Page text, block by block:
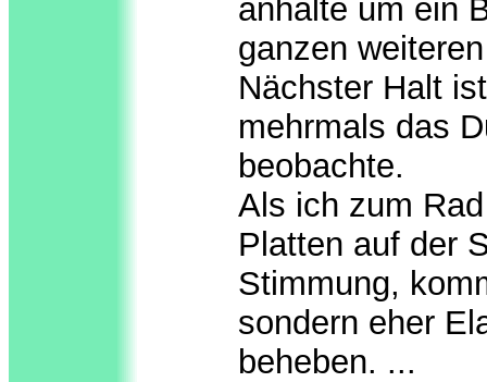
anhalte um ein
ganzen
Nächster Halt
mehrmals das
beobachte.
Als ich zum
Platten auf der
Stimmung,
sondern eher
beheben. ...